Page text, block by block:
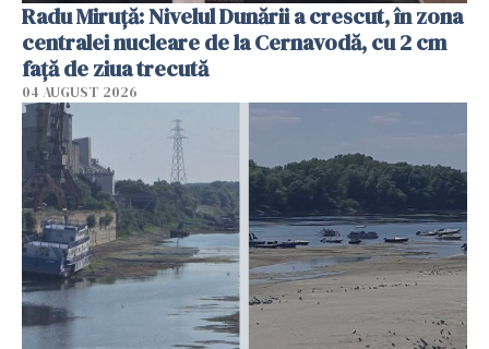
Radu Miruţă: Nivelul Dunării a crescut, în zona
centralei nucleare de la Cernavodă, cu 2 cm
faţă de ziua trecută
04 AUGUST 2026